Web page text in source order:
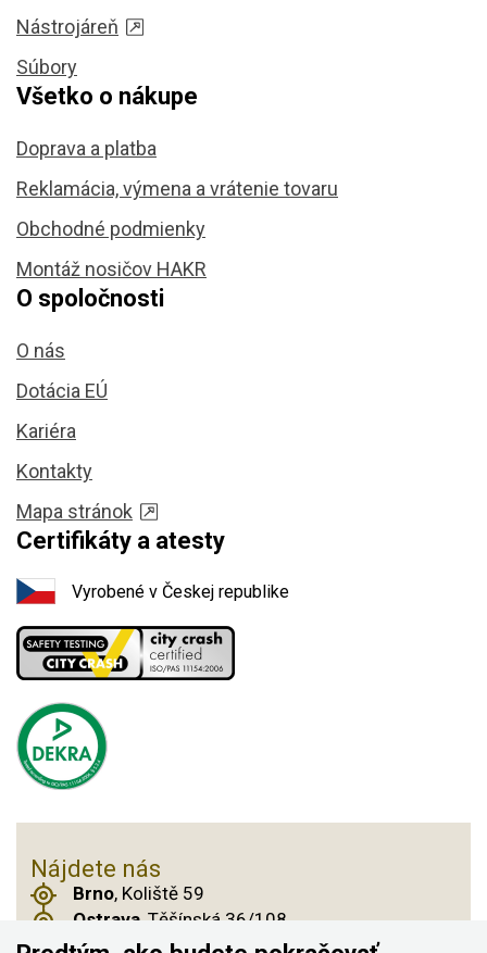
Nástrojáreň
Súbory
Všetko o nákupe
Doprava a platba
Reklamácia, výmena a vrátenie tovaru
Obchodné podmienky
Montáž nosičov HAKR
O spoločnosti
O nás
Dotácia EÚ
Kariéra
Kontakty
Mapa stránok
Certifikáty a atesty
Vyrobené v Českej republike
Nájdete nás
Brno, Koliště 59
Ostrava, Těšínská 36/108
Praha 14, Českobrodská 901